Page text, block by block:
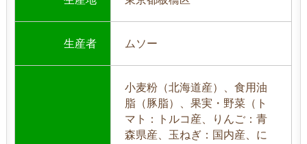
生産者 ムソー
小麦粉（北海道産）、食用油
脂（豚脂）、果実・野菜（ト
マト：トルコ産、りんご：青
森県産、玉ねぎ：国内産、に